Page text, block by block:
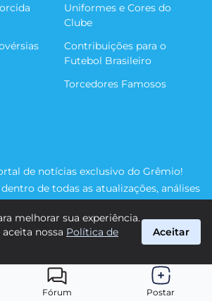
Fórum Postar
Uniformes e Cores do
Clube
Contribuições para o
Futebol Brasileiro
Torcedores Famosos
de notícias exclusivo do Grêmio!
de todas as atualizações, análises
do nosso time rumo às vitórias!
Todos os direitos reservados.
melhorar sua experiência.
nossa Política de
Aceitar